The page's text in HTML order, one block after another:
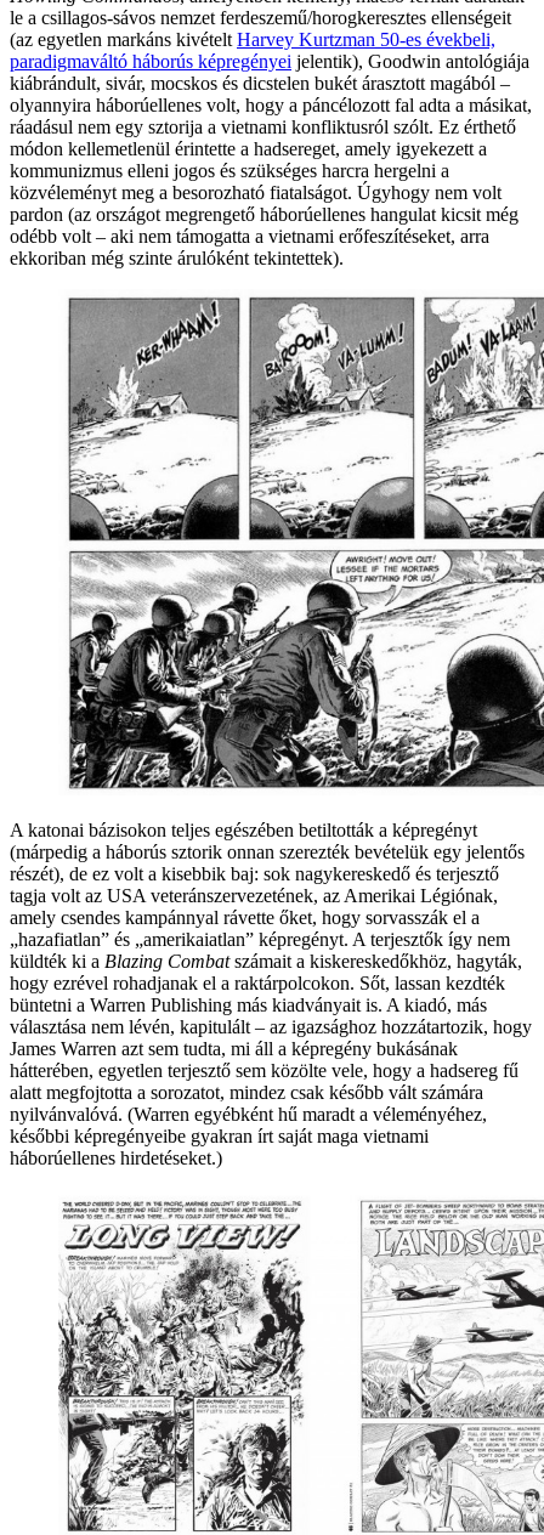
le a csillagos-sávos nemzet ferdeszemű/horogkeresztes ellenségeit
(az egyetlen markáns kivételt Harvey Kurtzman 50-es évekbeli,
paradigmaváltó háborús képregényei jelentik), Goodwin antológiája
kiábrándult, sivár, mocskos és dicstelen bukét árasztott magából –
olyannyira háborúellenes volt, hogy a páncélozott fal adta a másikat,
ráadásul nem egy sztorija a vietnami konfliktusról szólt. Ez érthető
módon kellemetlenül érintette a hadsereget, amely igyekezett a
kommunizmus elleni jogos és szükséges harcra hergelni a
közvéleményt meg a besorozható fiatalságot. Úgyhogy nem volt
pardon (az országot megrengető háborúellenes hangulat kicsit még
odébb volt – aki nem támogatta a vietnami erőfeszítéseket, arra
ekkoriban még szinte árulóként tekintettek).
A katonai bázisokon teljes egészében betiltották a képregényt
(márpedig a háborús sztorik onnan szerezték bevételük egy jelentős
részét), de ez volt a kisebbik baj: sok nagykereskedő és terjesztő
tagja volt az USA veteránszervezetének, az Amerikai Légiónak,
amely csendes kampánnyal rávette őket, hogy sorvasszák el a
„hazafiatlan” és „amerikaiatlan” képregényt. A terjesztők így nem
küldték ki a Blazing Combatszámait a kiskereskedőkhöz, hagyták,
hogy ezrével rohadjanak el a raktárpolcokon. Sőt, lassan kezdték
büntetni a Warren Publishing más kiadványait is. A kiadó, más
választása nem lévén, kapitulált – az igazsághoz hozzátartozik, hogy
James Warren azt sem tudta, mi áll a képregény bukásának
hátterében, egyetlen terjesztő sem közölte vele, hogy a hadsereg fű
alatt megfojtotta a sorozatot, mindez csak később vált számára
nyilvánvalóvá. (Warren egyébként hű maradt a véleményéhez,
későbbi képregényeibe gyakran írt saját maga vietnami
háborúellenes hirdetéseket.)